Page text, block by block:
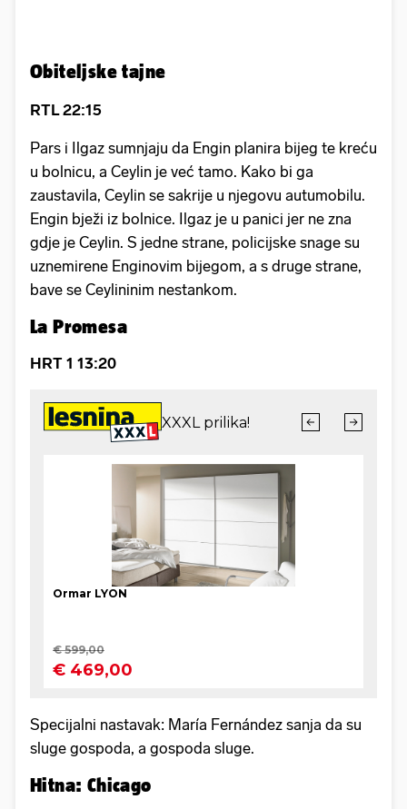
Obiteljske tajne
RTL 22:15
Pars i Ilgaz sumnjaju da Engin planira bijeg te kreću
u bolnicu, a Ceylin je već tamo. Kako bi ga
zaustavila, Ceylin se sakrije u njegovu autumobilu.
Engin bježi iz bolnice. Ilgaz je u panici jer ne zna
gdje je Ceylin. S jedne strane, policijske snage su
uznemirene Enginovim bijegom, a s druge strane,
bave se Ceylininim nestankom.
La Promesa
HRT 1 13:20
Specijalni nastavak: María Fernández sanja da su
sluge gospoda, a gospoda sluge.
Hitna: Chicago